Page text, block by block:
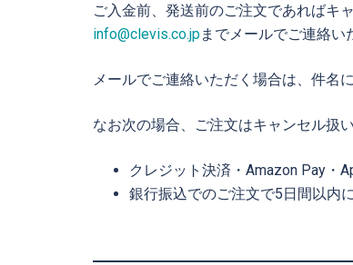
ご入金前、発送前のご注文であればキ
info@clevis.co.jpまでメールでご連絡い
メールでご連絡いただく場合は、件名
なお次の場合、ご注文はキャンセル扱
クレジット決済・Amazon Pay・
銀行振込でのご注文で5日間以内